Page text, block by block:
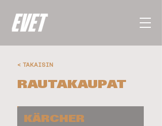
< TAKAISIN
RAUTAKAUPAT
KÄRCHER